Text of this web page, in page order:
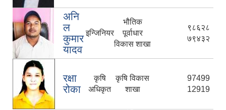
अनि
ल
कुमार
यादव
इन्जिनियर
भौतिक
पूर्वाधार
विकास शाखा
९८६२८
७९४३२
रक्षा
रोका
कृषि
अधिकृत
कृषि विकास
शाखा
97499
12919